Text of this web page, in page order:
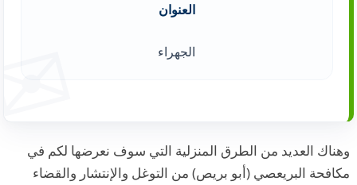
العنوان
الجهراء
وهناك العديد من الطرق المنزلية التي سوف نعرضها لكم في
مكافحة البريعصي (أبو بريص) من التوغل والإنتشار والقضاء